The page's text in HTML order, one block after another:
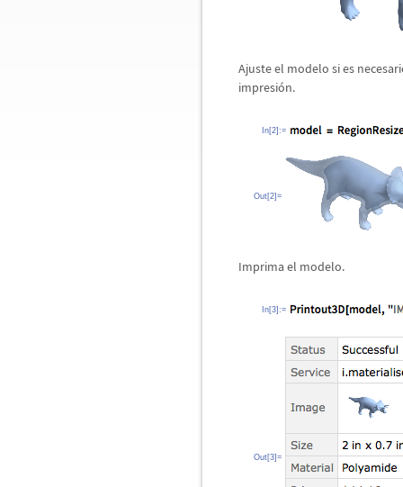
Ajuste el modelo si es
impresión.
In[2]:=
Out[2]=
Imprima el modelo.
In[3]:=
Out[3]=